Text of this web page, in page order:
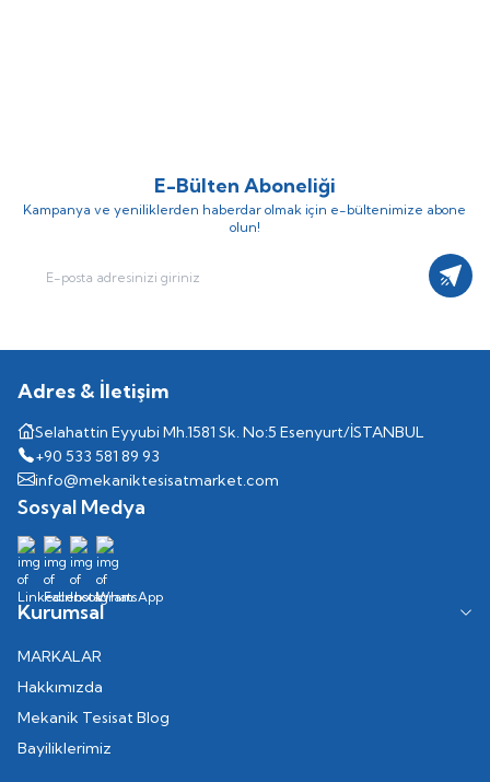
E-Bülten Aboneliği
Kampanya ve yeniliklerden haberdar olmak için e-bültenimize abone
olun!
Adres & İletişim
Selahattin Eyyubi Mh.1581 Sk. No:5 Esenyurt/İSTANBUL
+90 533 581 89 93
info@mekaniktesisatmarket.com
Sosyal Medya
Kurumsal
MARKALAR
Hakkımızda
Mekanik Tesisat Blog
Bayiliklerimiz